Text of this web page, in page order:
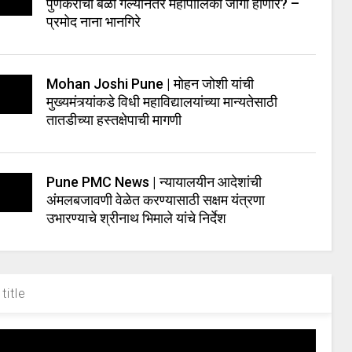
पुणेकरांचा बळी गेल्यानंतर महापालिका जागी होणार? –
प्रमोद नाना भानगिरे
Mohan Joshi Pune | मोहन जोशी यांची
मुख्यमंत्र्यांकडे विधी महाविद्यालयांच्या मान्यतेसाठी
तातडीच्या हस्तक्षेपाची मागणी
Pune PMC News | न्यायालयीन आदेशांची
अंमलबजावणी वेळेत करण्यासाठी सक्षम यंत्रणा
उभारण्याचे श्रीनाथ भिमाले यांचे निर्देश